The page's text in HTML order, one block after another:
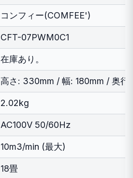
コンフィー(COMFEE')
CFT-07PWM0C1
在庫あり。
高さ: 330mm / 幅: 180mm / 奥行
2.02kg
AC100V 50/60Hz
10m3/min (最大)
18畳